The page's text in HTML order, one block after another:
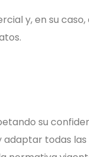
y, en su
su
todas